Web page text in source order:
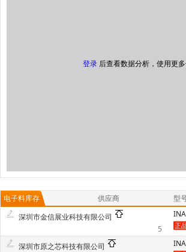
登录 后查看数据分析，使用更
电子料库存 供应商
型
深圳市金信展业科技有限公司
5
深圳市原之芯科技有限公司